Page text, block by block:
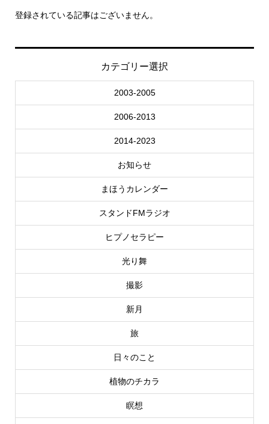
登録されている記事はございません。
カテゴリー選択
2003-2005
2006-2013
2014-2023
お知らせ
まほうカレンダー
スタンドFMラジオ
ヒプノセラピー
光り舞
撮影
新月
旅
日々のこと
植物のチカラ
瞑想